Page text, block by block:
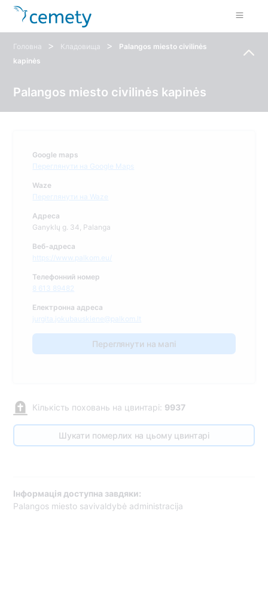
Головна > Кладовища >
Palangos miesto civilinės
kapinės
Palangos miesto civilinės kapinės
Google maps
Переглянути на Google Maps
Waze
Переглянути на Waze
Адреса
Ganyklų g. 34, Palanga
Веб-адреса
https://www.palkom.eu/
Телефонний номер
8 613 89482
Електронна адреса
jurgita.jokubauskiene@palkom.lt
Переглянути на мапі
Кількість поховань на цвинтарі: 9937
Шукати померлих на цьому цвинтарі
Інформація доступна завдяки:
Palangos miesto savivaldybė administracija